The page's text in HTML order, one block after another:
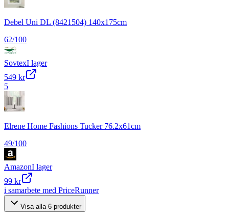
Debel Uni DL (8421504) 140x175cm
62/100
SovtexI lager
549 kr
5
Elrene Home Fashions Tucker 76.2x61cm
49/100
AmazonI lager
99 kr
i samarbete med PriceRunner
Visa alla 6 produkter